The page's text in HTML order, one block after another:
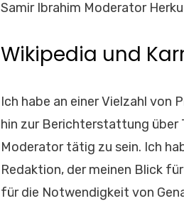
Samir Ibrahim Moderator
Wikipedia und
Ich habe an einer Vielzahl
hin zur Berichterstattung über
Moderator tätig zu sein. Ich
Redaktion, der meinen Blick
für die Notwendigkeit von